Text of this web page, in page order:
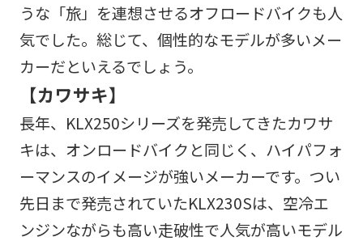
うな「旅」を連想させるオフロードバイクも人
気でした。総じて、個性的なモデルが多いメー
カーだといえるでしょう。
【カワサキ】
長年、KLX250シリーズを発売してきたカワサ
キは、オンロードバイクと同じく、ハイパフォ
ーマンスのイメージが強いメーカーです。つい
先日まで発売されていたKLX230Sは、空冷エ
ンジンながらも高い走破性で人気が高いモデル